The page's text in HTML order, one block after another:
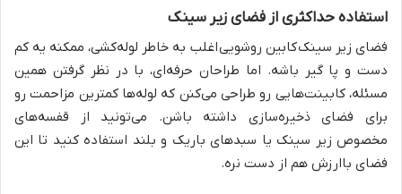
استفاده حداکثری از فضای زیر سینک
فضای زیر سینککابین روشوییاغلب به خاطر لوله‌کشی، ممکنه یه کم
دست و پا گیر باشه. اما طراحان حرفه‌ای، با در نظر گرفتن همین
مسئله، کابینت‌هایی رو طراحی می‌کنن که لوله‌ها کمترین مزاحمت رو
برای فضای ذخیره‌سازی داشته باشن. می‌تونید از قفسه‌های
مخصوص زیر سینک یا سبدهای باریک و بلند استفاده کنید تا این
فضای باارزش هم از دست نره.